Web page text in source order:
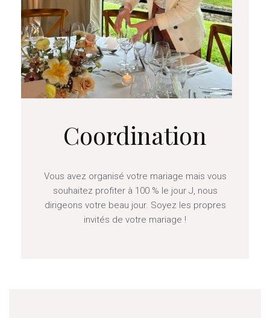
Coordination
Vous avez organisé votre mariage mais vous
souhaitez profiter à 100 % le jour J, nous
dirigeons votre beau jour. Soyez les propres
invités de votre mariage !